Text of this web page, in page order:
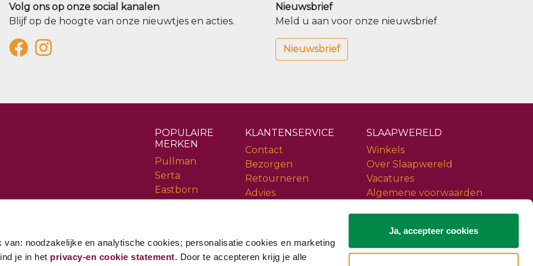
van: noodzakelijke en analytische cookies; personalisatie cookies en marketing
je in het privacy-en cookie statement. Door te accepteren krijg je alle
Ja, accepteer cookies
Volg ons op onze social kanalen
Blijf op de hoogte van onze nieuwtjes en acties.
Nieuwsbrief
Meld u aan voor onze nieuwsbrief
Nieuwsbrief
POPULAIRE
MERKEN
Pullman
Serta
Eastborn
KLANTENSERVICE
Contact
Bezorgen
Retourneren
Advies
SLAAPWERELD
Winkels
Over Slaapwereld
Vacatures
Algemene voorwaarden